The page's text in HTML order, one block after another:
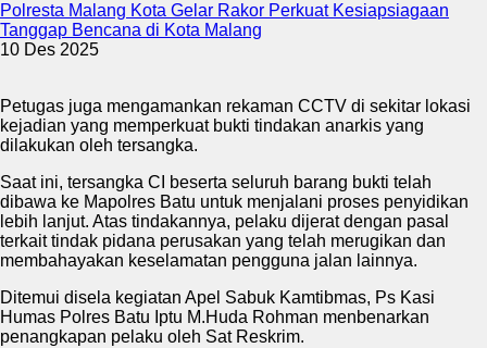
Polresta Malang Kota Gelar Rakor Perkuat Kesiapsiagaan
Tanggap Bencana di Kota Malang
10 Des 2025
Petugas juga mengamankan rekaman CCTV di sekitar lokasi
kejadian yang memperkuat bukti tindakan anarkis yang
dilakukan oleh tersangka.
Saat ini, tersangka CI beserta seluruh barang bukti telah
dibawa ke Mapolres Batu untuk menjalani proses penyidikan
lebih lanjut. Atas tindakannya, pelaku dijerat dengan pasal
terkait tindak pidana perusakan yang telah merugikan dan
membahayakan keselamatan pengguna jalan lainnya.
Ditemui disela kegiatan Apel Sabuk Kamtibmas, Ps Kasi
Humas Polres Batu Iptu M.Huda Rohman menbenarkan
penangkapan pelaku oleh Sat Reskrim.